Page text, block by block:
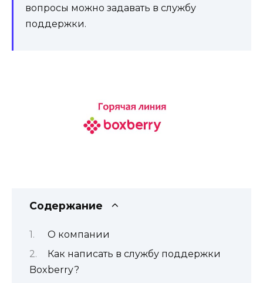
вопросы можно задавать в службу
поддержки.
Содержание
О компании
Как написать в службу поддержки
Boxberry?